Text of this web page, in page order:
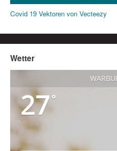
Covid 19 Vektoren von Vecteezy
Wetter
27°